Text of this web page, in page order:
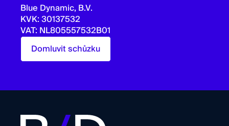
Blue Dynamic, B.V.
KVK: 30137532
VAT: NL805557532B01
Domluvit schůzku